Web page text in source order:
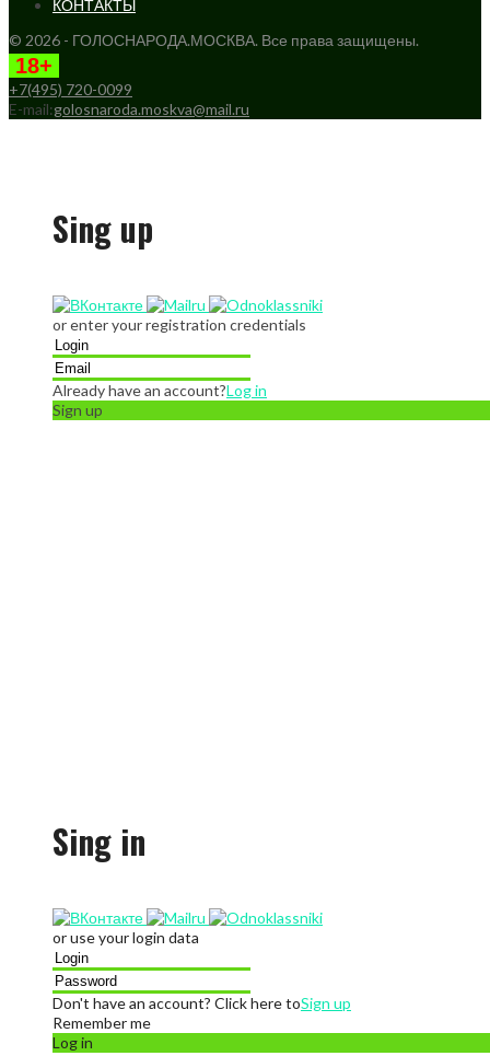
КОНТАКТЫ
© 2026 - ГОЛОСНАРОДА.МОСКВА. Все права защищены.
18+
+7(495) 720-0099
E-mail:golosnaroda.moskva@mail.ru
Sing up
or enter your registration credentials
Already have an account?Log in
Sign up
Sing in
or use your login data
Don't have an account? Click here toSign up
Remember me
Log in